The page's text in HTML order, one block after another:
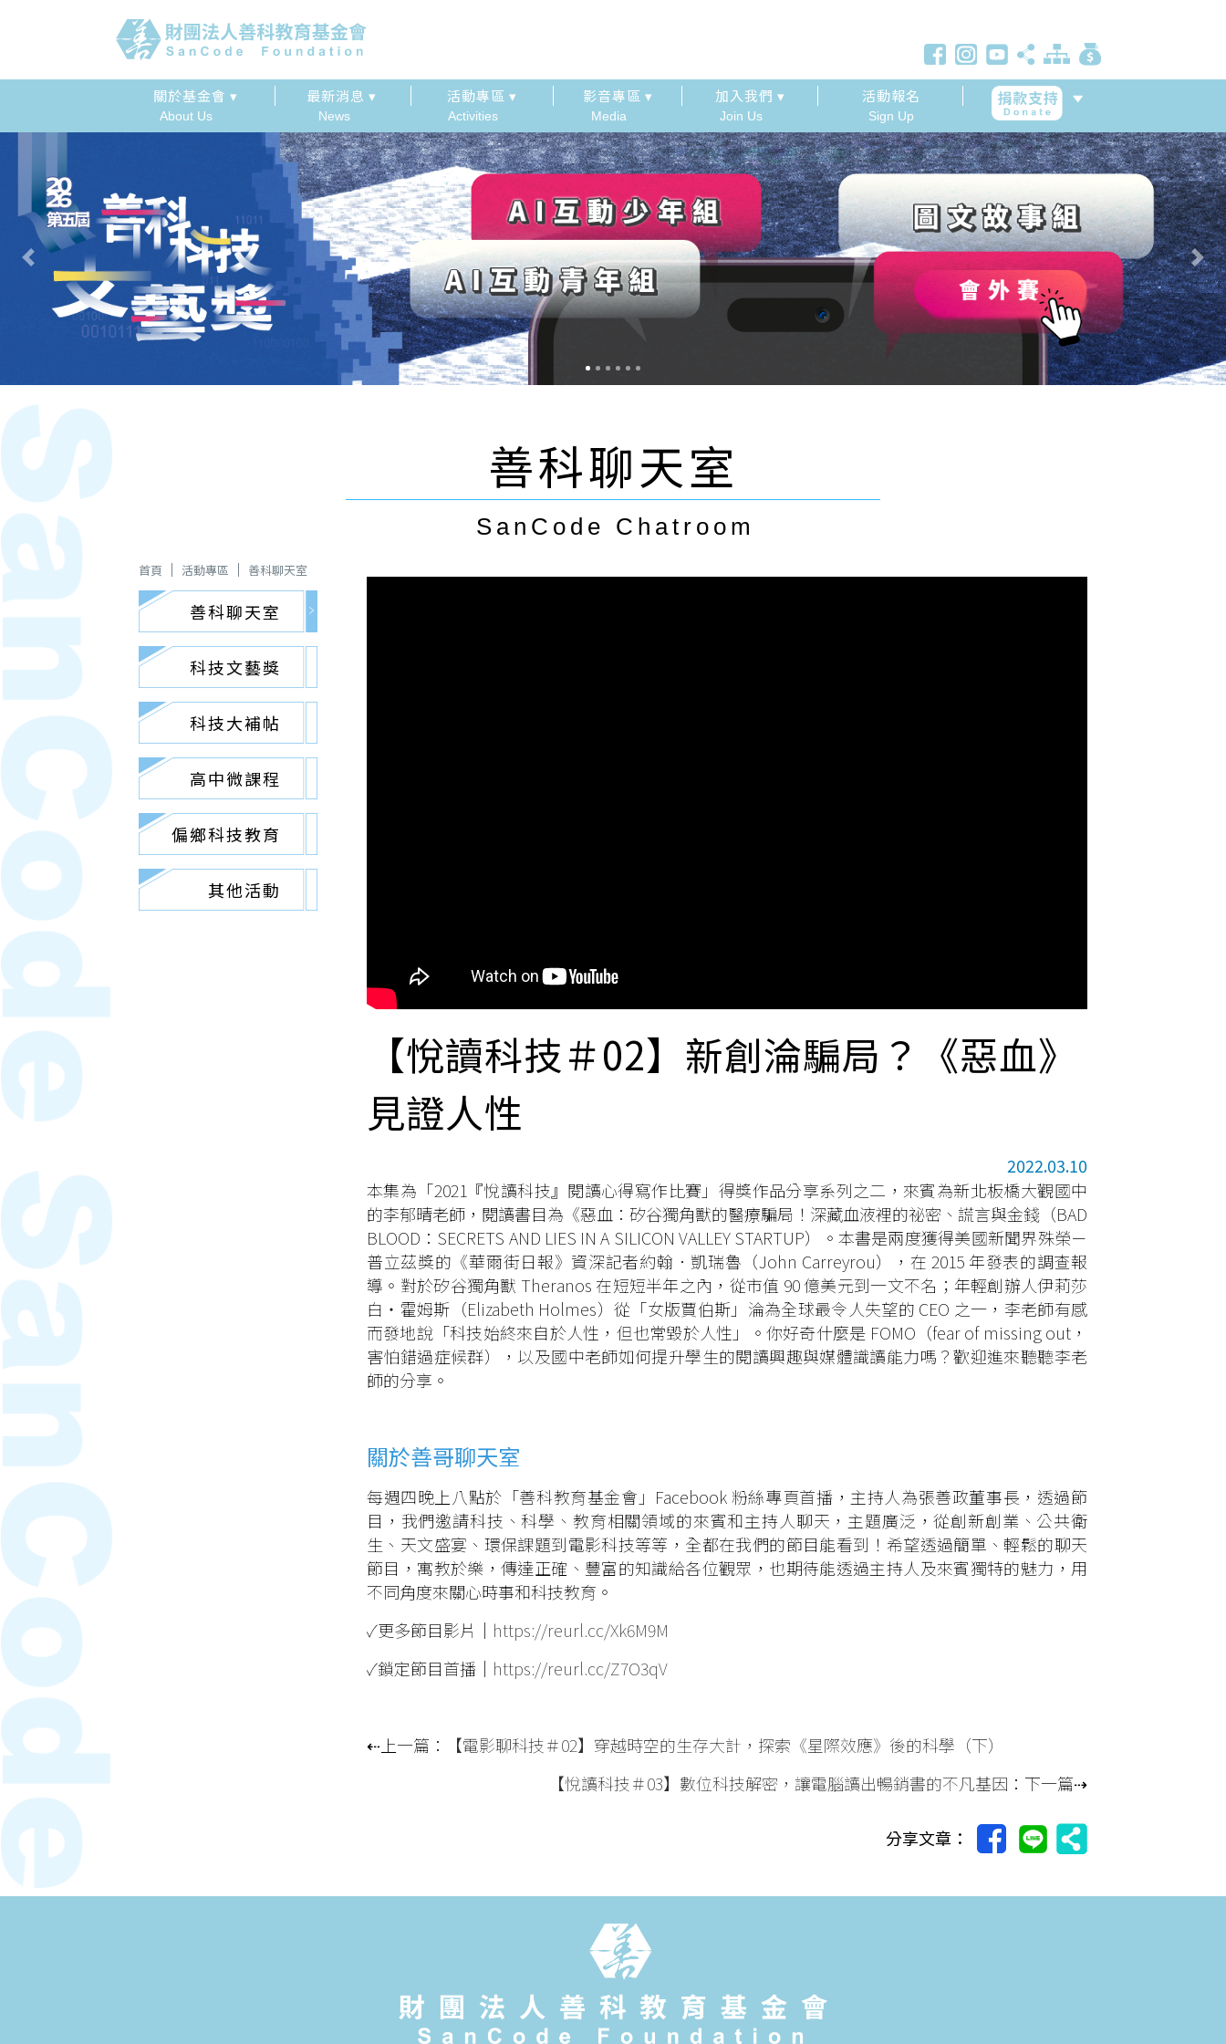
關於基金會 ▾
About Us
最新消息 ▾
News
活動專區 ▾
Activities
影音專區 ▾
Media
加入我們 ▾
Join Us
活動報名
Sign Up
Previous Next
善科聊天室
SanCode Chatroom
首頁 活動專區 善科聊天室
善科聊天室
科技文藝獎
科技大補帖
高中微課程
偏鄉科技教育
其他活動
【悅讀科技＃02】新創淪騙局？《惡血》
見證人性
2022.03.10
本集為「2021『悅讀科技』閱讀心得寫作比賽」得獎作品分享系列之二，來賓為新北板橋大觀國中
的李郁晴老師，閱讀書目為《惡血：矽谷獨角獸的醫療騙局！深藏血液裡的祕密、謊言與金錢（BAD
BLOOD：SECRETS AND LIES IN A SILICON VALLEY STARTUP）。本書是兩度獲得美國新聞界殊榮－
普立茲獎的《華爾街日報》資深記者約翰．凱瑞魯（John Carreyrou），在 2015 年發表的調查報
導。對於矽谷獨角獸 Theranos 在短短半年之內，從市值 90 億美元到一文不名；年輕創辦人伊莉莎
白‧霍姆斯（Elizabeth Holmes）從「女版賈伯斯」淪為全球最令人失望的 CEO 之一，李老師有感
而發地說「科技始終來自於人性，但也常毀於人性」。你好奇什麼是 FOMO（fear of missing out，
害怕錯過症候群），以及國中老師如何提升學生的閱讀興趣與媒體識讀能力嗎？歡迎進來聽聽李老
師的分享。
關於善哥聊天室
每週四晚上八點於「善科教育基金會」Facebook 粉絲專頁首播，主持人為張善政董事長，透過節
目，我們邀請科技、科學、教育相關領域的來賓和主持人聊天，主題廣泛，從創新創業、公共衛
生、天文盛宴、環保課題到電影科技等等，全都在我們的節目能看到！希望透過簡單、輕鬆的聊天
節目，寓教於樂，傳達正確、豐富的知識給各位觀眾，也期待能透過主持人及來賓獨特的魅力，用
不同角度來關心時事和科技教育。
✓更多節目影片｜ https://reurl.cc/Xk6M9M
✓鎖定節目首播｜ https://reurl.cc/Z7O3qV
⇠上一篇：
【電影聊科技＃02】穿越時空的生存大計，探索《星際效應》後的科學（下）
【悅讀科技＃03】數位科技解密，讓電腦讀出暢銷書的不凡基因 ：下一篇⇢
分享文章：